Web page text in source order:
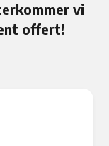
vi
offert!